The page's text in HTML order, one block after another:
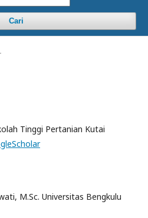
Cari
Tinggi Pertanian Kutai
M.Sc. Universitas Bengkulu